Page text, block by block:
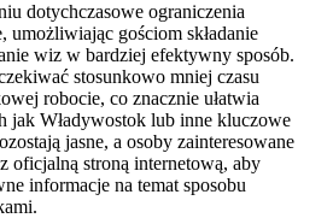
dotychczasowe ograniczenia
umożliwiając gościom składanie
wiz w bardziej efektywny sposób.
stosunkowo mniej czasu
robocie, co znacznie ułatwia
jak Władywostok lub inne kluczowe
jasne, a osoby zainteresowane
oficjalną stroną internetową, aby
informacje na temat sposobu